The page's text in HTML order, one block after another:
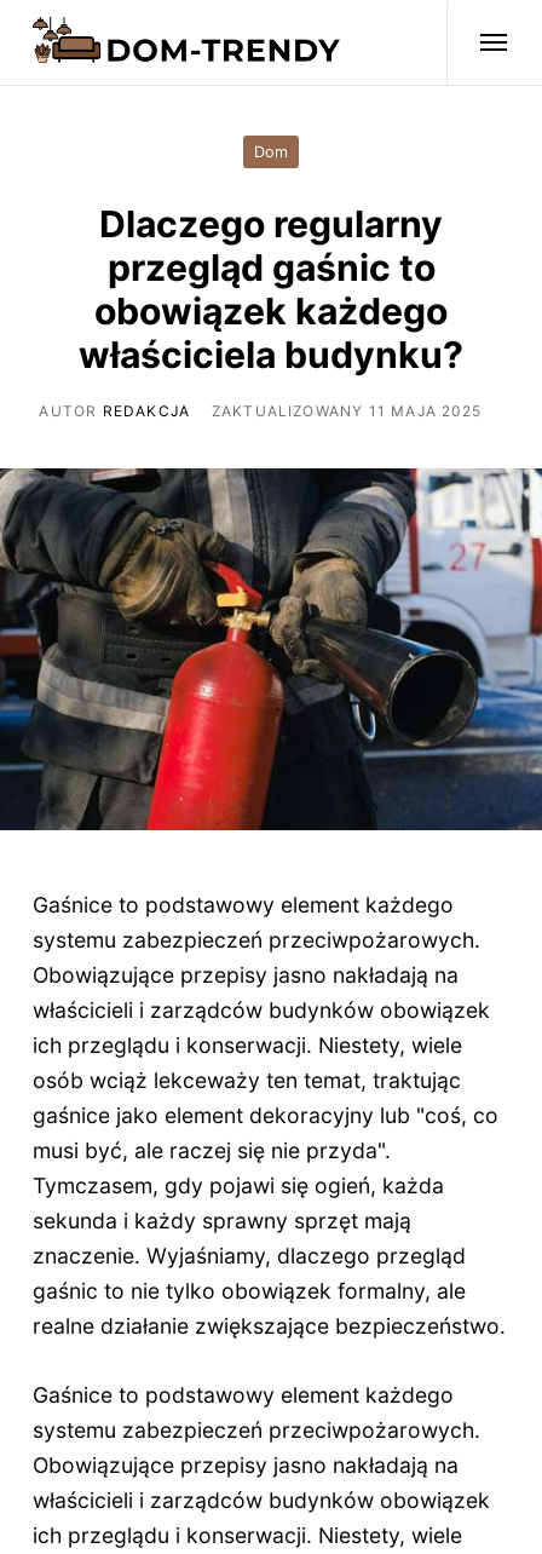
Dom
Dlaczego regularny
przegląd gaśnic to
obowiązek każdego
właściciela budynku?
AUTOR REDAKCJA ZAKTUALIZOWANY 11 MAJA 2025
Gaśnice to podstawowy element każdego
systemu zabezpieczeń przeciwpożarowych.
Obowiązujące przepisy jasno nakładają na
właścicieli i zarządców budynków obowiązek
ich przeglądu i konserwacji. Niestety, wiele
osób wciąż lekceważy ten temat, traktując
gaśnice jako element dekoracyjny lub "coś, co
musi być, ale raczej się nie przyda".
Tymczasem, gdy pojawi się ogień, każda
sekunda i każdy sprawny sprzęt mają
znaczenie. Wyjaśniamy, dlaczego przegląd
gaśnic to nie tylko obowiązek formalny, ale
realne działanie zwiększające bezpieczeństwo.
Gaśnice to podstawowy element każdego
systemu zabezpieczeń przeciwpożarowych.
Obowiązujące przepisy jasno nakładają na
właścicieli i zarządców budynków obowiązek
ich przeglądu i konserwacji. Niestety, wiele